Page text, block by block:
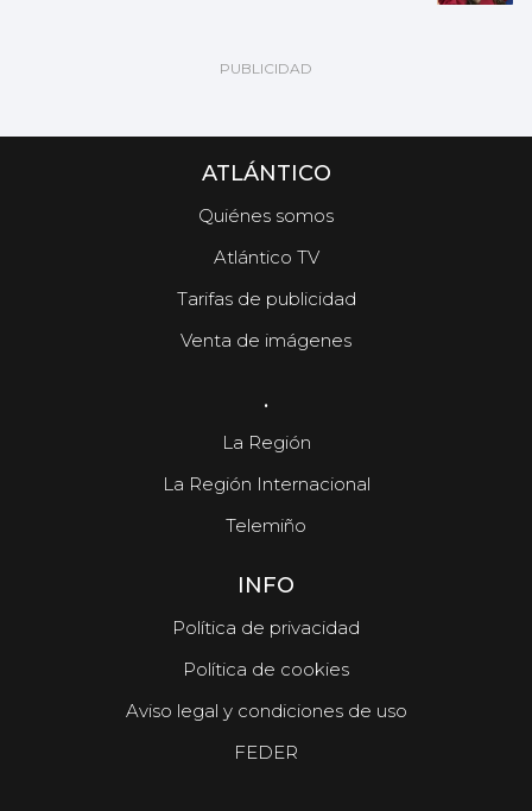
ATLÁNTICO
Quiénes somos
Atlántico TV
Tarifas de publicidad
Venta de imágenes
.
La Región
La Región Internacional
Telemiño
INFO
Política de privacidad
Política de cookies
Aviso legal y condiciones de uso
FEDER